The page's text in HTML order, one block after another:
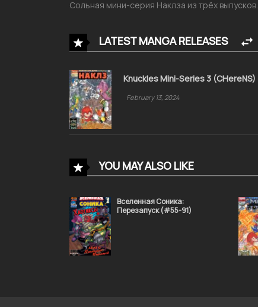
Сольная мини-серия Наклза из трёх выпусков.
LATEST MANGA RELEASES
Knuckles Mini-Series 3 (CHereNS)
February 13, 2024
YOU MAY ALSO LIKE
Вселенная Соника:
Перезапуск (#55-91)